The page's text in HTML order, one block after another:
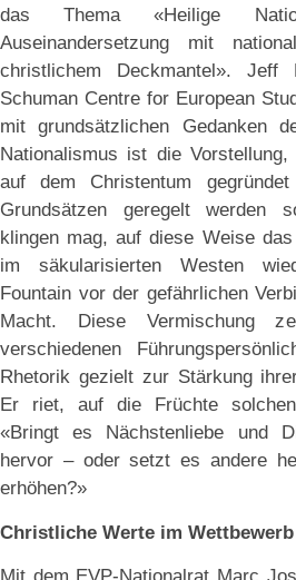
das Thema «Heilige
Auseinandersetzung mit
christlichem Deckmantel». Jeff
Schuman Centre for European
mit grundsätzlichen Gedanken
Nationalismus ist die
auf dem Christentum
Grundsätzen geregelt werden
klingen mag, auf diese Weise
im säkularisierten Westen
Fountain vor der gefährlichen
Macht. Diese Vermischung
verschiedenen
Rhetorik gezielt zur Stärkung
Er riet, auf die Früchte
«Bringt es Nächstenliebe und
hervor – oder setzt es andere
erhöhen?»
Christliche Werte im